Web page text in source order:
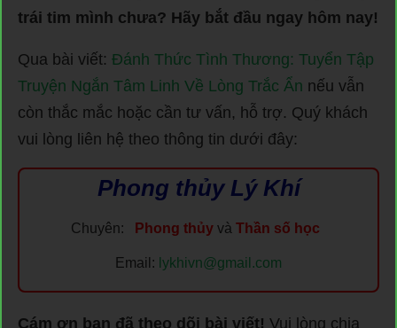
trái tim mình chưa? Hãy bắt đầu ngay hôm nay!
Qua bài viết: Đánh Thức Tình Thương: Tuyển Tập
Truyện Ngắn Tâm Linh Về Lòng Trắc Ẩn nếu vẫn
còn thắc mắc hoặc cần tư vấn, hỗ trợ. Quý khách
vui lòng liên hệ theo thông tin dưới đây:
Phong thủy Lý Khí
Chuyên: Phong thủyvà Thần số học
Email: lykhivn@gmail.com
Cám ơn bạn đã theo dõi bài viết! Vui lòng chia